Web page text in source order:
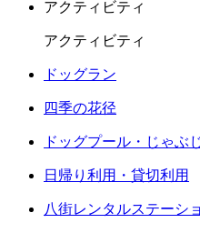
アクティビティ
アクティビティ
ドッグラン
四季の花径
ドッグプール・じゃぶ
日帰り利用・貸切利用
八街レンタルステーシ